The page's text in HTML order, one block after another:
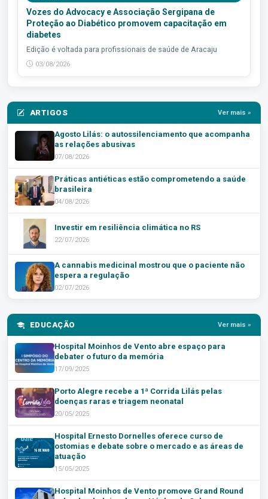
Vozes do Advocacy e Associação Sergipana de
Proteção ao Diabético promovem capacitação em
diabetes
Edição é voltada para profissionais de saúde de Aracaju
03/08/2026
ARTIGOS Ver mais »
Agosto Lilás: o autossilenciamento que acompanha
as relações abusivas
07/08/2026
Práticas antiéticas estão comprometendo a saúde
brasileira
04/08/2026
Investir em resiliência climática no RS
22/07/2026
A cannabis medicinal mostrou que o paciente não
espera a regulação
02/07/2026
EDUCAÇÃO Ver mais »
Hospital Moinhos de Vento abre espaço para
debater o futuro da memória
17/09/2025
Porto Alegre recebe a 1ª Corrida Lilás pelas
doenças raras e triagem neonatal
20/05/2025
Hospital Ernesto Dornelles oferece curso de
ostomias e debate sobre o mercado e as áreas de
atuação
15/05/2025
Hospital Moinhos de Vento promove Grand Round